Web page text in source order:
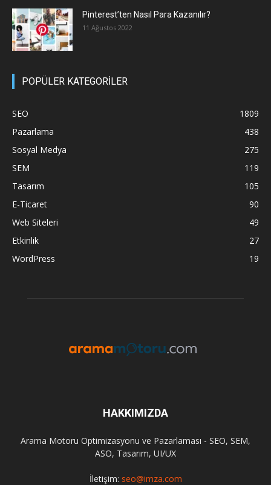
Pinterest’ten Nasıl Para Kazanılır?
11 Ağustos 2022
POPÜLER KATEGORİLER
SEO
1809
Pazarlama
438
Sosyal Medya
275
SEM
119
Tasarım
105
E-Ticaret
90
Web Siteleri
49
Etkinlik
27
WordPress
19
HAKKIMIZDA
Arama Motoru Optimizasyonu ve Pazarlaması - SEO, SEM,
ASO, Tasarım, UI/UX
İletişim: seo@imza.com